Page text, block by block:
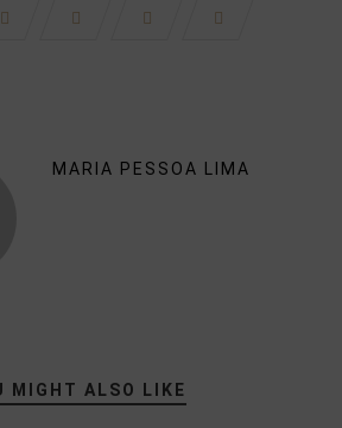
MARIA PESSOA LIMA
MIGHT ALSO LIKE